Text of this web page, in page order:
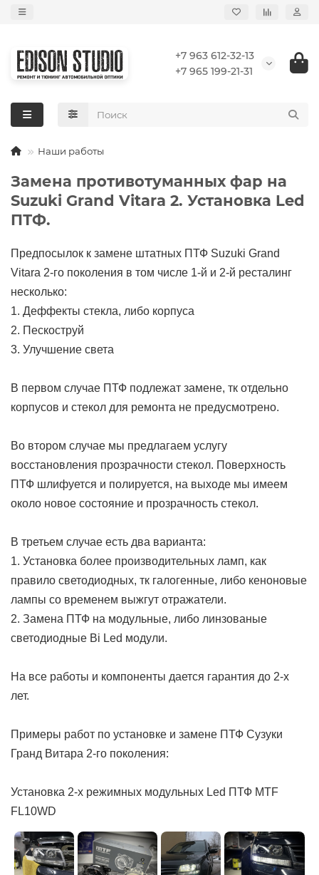
+7 963 612-32-13
+7 965 199-21-31
Наши работы
Замена противотуманных фар на
Suzuki Grand Vitara 2. Установка Led
ПТФ.
Предпосылок к замене штатных ПТФ Suzuki Grand
Vitara 2-го поколения в том числе 1-й и 2-й ресталинг
несколько:
1. Деффекты стекла, либо корпуса
2. Пескоструй
3. Улучшение света
В первом случае ПТФ подлежат замене, тк отдельно
корпусов и стекол для ремонта не предусмотрено.
Во втором случае мы предлагаем услугу
восстановления прозрачности стекол. Поверхность
ПТФ шлифуется и полируется, на выходе мы имеем
около новое состояние и прозрачность стекол.
В третьем случае есть два варианта:
1. Установка более производительных ламп, как
правило светодиодных, тк галогенные, либо кеноновые
лампы со временем выжгут отражатели.
2. Замена ПТФ на модульные, либо линзованые
светодиодные Bi Led модули.
На все работы и компоненты дается гарантия до 2-х
лет.
Примеры работ по установке и замене ПТФ Сузуки
Гранд Витара 2-го поколения:
Установка 2-х режимных модульных Led ПТФ MTF
FL10WD